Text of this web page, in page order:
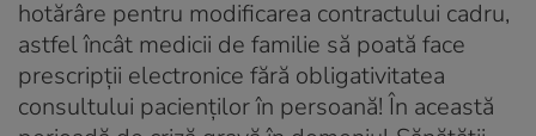
hotărâre pentru modificarea contractului cadru,
astfel încât medicii de familie să poată face
prescripţii electronice fără obligativitatea
consultului pacienţilor în persoană! În această